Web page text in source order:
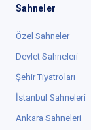
Sahneler
Özel Sahneler
Devlet Sahneleri
Şehir Tiyatroları
İstanbul Sahneleri
Ankara Sahneleri